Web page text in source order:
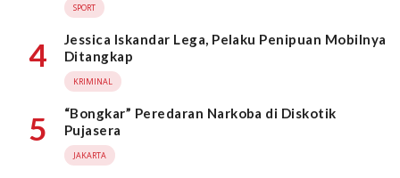
SPORT
4
Jessica Iskandar Lega, Pelaku Penipuan Mobilnya
Ditangkap
KRIMINAL
5
“Bongkar” Peredaran Narkoba di Diskotik
Pujasera
JAKARTA